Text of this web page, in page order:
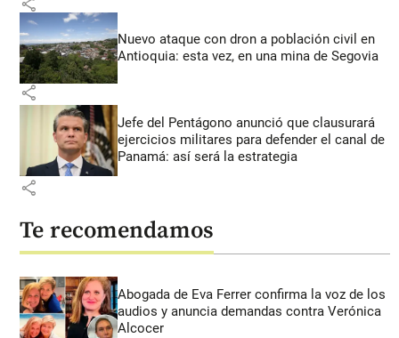
Nuevo ataque con dron a población civil en
Antioquia: esta vez, en una mina de Segovia
share
Jefe del Pentágono anunció que clausurará
ejercicios militares para defender el canal de
Panamá: así será la estrategia
share
Te recomendamos
Abogada de Eva Ferrer confirma la voz de los
audios y anuncia demandas contra Verónica
Alcocer